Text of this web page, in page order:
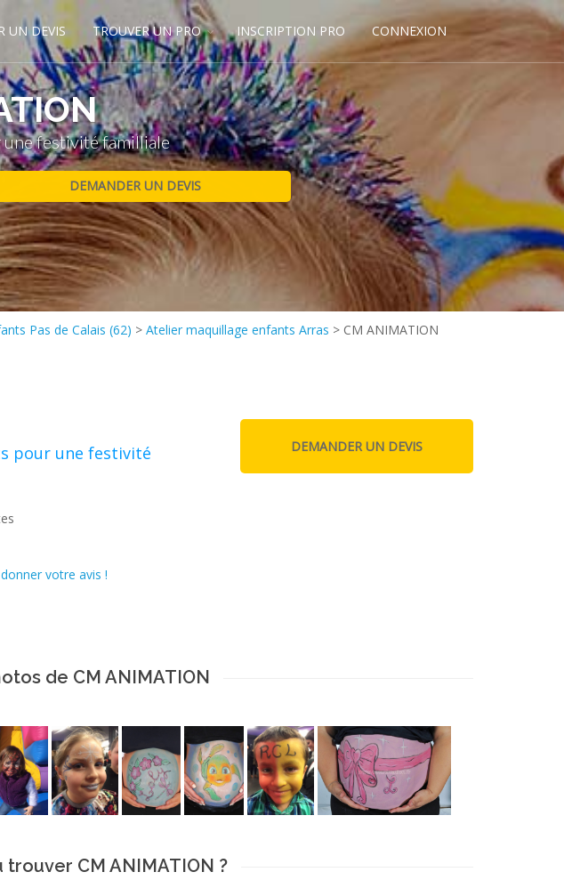
UN DEVIS TROUVER UN PRO INSCRIPTION PRO CONNEXION
festivité familliale
Pas de Calais (62) > Atelier maquillage enfants Arras > CM ANIMATION
pour une festivité
votre avis !
de CM ANIMATION
trouver CM ANIMATION ?